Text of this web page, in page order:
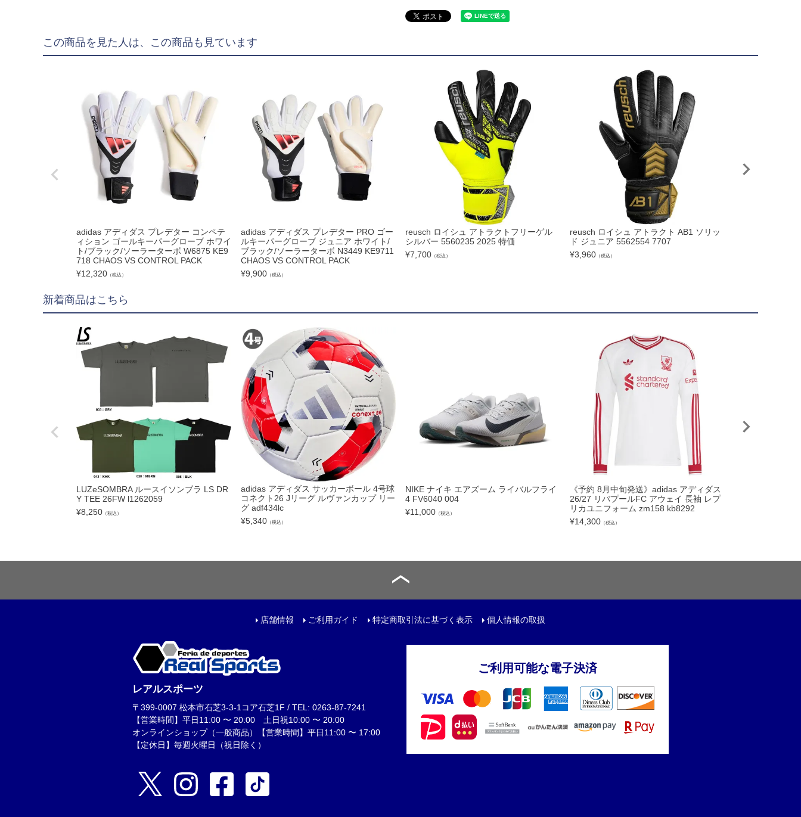
"gol.｜ゴル
ジュニアウェア
NIKE|ナイキ
adidas|アディダス
PUMA|プーマ
SVOLME|スボルメ
LUZeSOMBRA|ルースイソンブラ
soccer junky|Claudio Pandiani
Spazio|スパッツィオ
UMBRO|アンブロ
ゴールキーパー用品
ゴールキーパーグローブ
メンテナンス用品
ゴールキーパーウェア
サポーター｜アクセサリー
サッカーボール
サッカーボール5号球
サッカーボール4号球
フットサルボール|ストリートボール
ボールアクセサリー
シューズケース|ジムサック
シューレース
取り替え式スタッド|レンチ
インソール
サポーター|プロテクター
この商品を見た人は、この商品も見ています
adidas アディダス プレデター コンペテ
ィション ゴールキーパーグローブ ホワイ
ト/ブラック/ソーラーターボ W6875 KE9
718 CHAOS VS CONTROL PACK
¥12,320 （税込）
adidas アディダス プレデター PRO ゴー
ルキーパーグローブ ジュニア ホワイト/
ブラック/ソーラーターボ N3449 KE9711
CHAOS VS CONTROL PACK
¥9,900 （税込）
reusch ロイシュ アトラクトフリーゲル
シルバー 5560235 2025 特価
¥7,700 （税込）
reusch ロイシュ アトラクト AB1 ソリッ
ド ジュニア 5562554 7707
¥3,960 （税込）
新着商品はこちら
LUZeSOMBRA ルースイソンブラ LS DR
Y TEE 26FW l1262059
¥8,250 （税込）
adidas アディダス サッカーボール 4号球
コネクト26 Jリーグ ルヴァンカップ リー
グ adf434lc
¥5,340 （税込）
NIKE ナイキ エアズーム ライバルフライ
4 FV6040 004
¥11,000 （税込）
《予約 8月中旬発送》adidas アディダス
26/27 リバプールFC アウェイ 長袖 レプ
リカユニフォーム zm158 kb8292
¥14,300 （税込）
店舗情報 ご利用ガイド 特定商取引法に基づく表示 個人情報の取扱
レアルスポーツ
〒399-0007 松本市石芝3-3-1コア石芝1F / TEL: 0263-87-7241
【営業時間】平日11:00 〜 20:00 土日祝10:00 〜 20:00
オンラインショップ（一般商品）【営業時間】平日11:00 〜 17:00
【定休日】毎週火曜日（祝日除く）
ご利用可能な電子決済